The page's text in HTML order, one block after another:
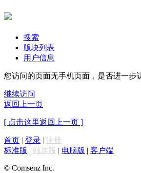
搜索
版块列表
用户信息
您访问的页面无手机页面，是否进一步
继续访问
返回上一页
[ 点击这里返回上一页 ]
首页 | 登录 | 注册
标准版 | 触屏版 | 电脑版 | 客户端
© Comsenz Inc.